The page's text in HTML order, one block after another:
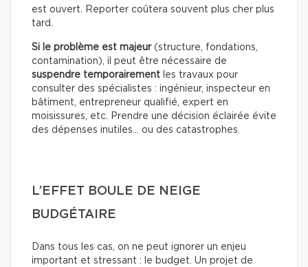
est ouvert. Reporter coûtera souvent plus cher plus
tard.
Si le problème est majeur(structure, fondations,
contamination), il peut être nécessaire de
suspendre temporairement les travaux pour
consulter des spécialistes : ingénieur, inspecteur en
bâtiment, entrepreneur qualifié, expert en
moisissures, etc. Prendre une décision éclairée évite
des dépenses inutiles… ou des catastrophes.
L’EFFET BOULE DE NEIGE
BUDGÉTAIRE
Dans tous les cas, on ne peut ignorer un enjeu
important et stressant : le budget. Un projet de